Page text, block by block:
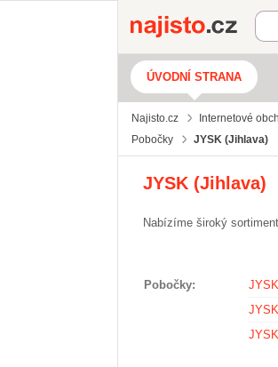
ÚVODNÍ STRANA
Najisto.cz Internetové
Pobočky
JYSK (Jihlava)
JYSK (Jihlava)
Nabízíme široký
Pobočky